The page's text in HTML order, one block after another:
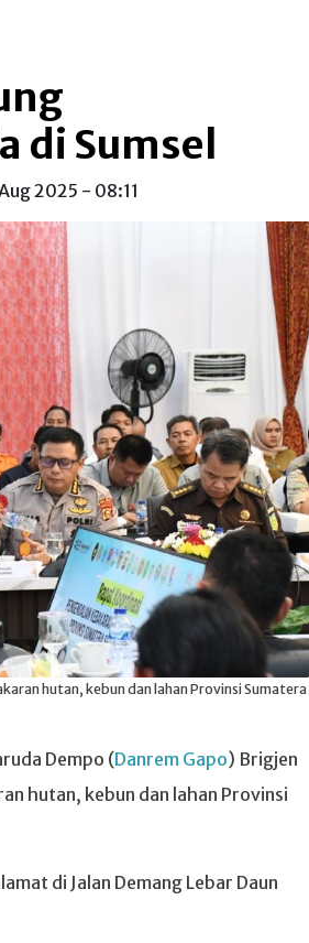
di Sumsel
2025 - 08:11
hutan, kebun dan lahan Provinsi Sumatera
Dempo (Danrem Gapo) Brigjen
hutan, kebun dan lahan Provinsi
di Jalan Demang Lebar Daun